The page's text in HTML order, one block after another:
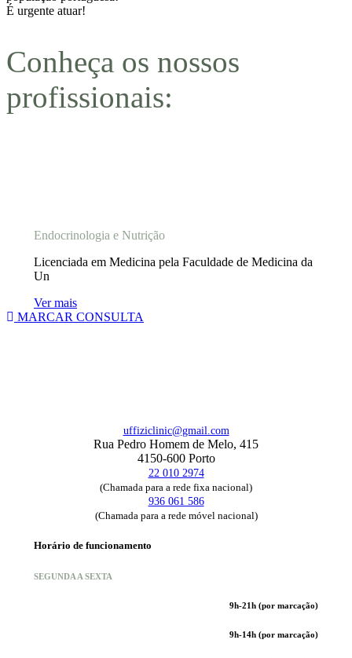
É urgente atuar!
Conheça os nossos
profissionais:
Endocrinologia e Nutrição
Licenciada em Medicina pela Faculdade de Medicina da
Un
Ver mais
MARCAR CONSULTA
uffiziclinic@gmail.com
Rua Pedro Homem de Melo, 415
4150-600 Porto
22 010 2974
(Chamada para a rede fixa nacional)
936 061 586
(Chamada para a rede móvel nacional)
Horário de funcionamento
SEGUNDA A SEXTA
9h-21h (por marcação)
9h-14h (por marcação)